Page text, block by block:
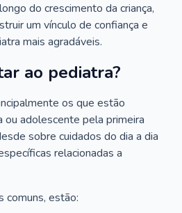
do crescimento da criança,
um vínculo de confiança e
mais agradáveis.
ao pediatra?
os que estão
ou adolescente pela primeira
sobre cuidados do dia a dia
relacionadas a
comuns, estão: